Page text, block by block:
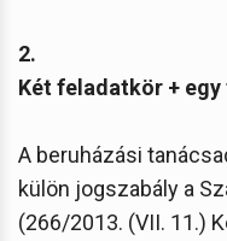
2.
Két feladatkör +
A beruházási
külön jogszabály a
(266/2013. (VII. 11.)